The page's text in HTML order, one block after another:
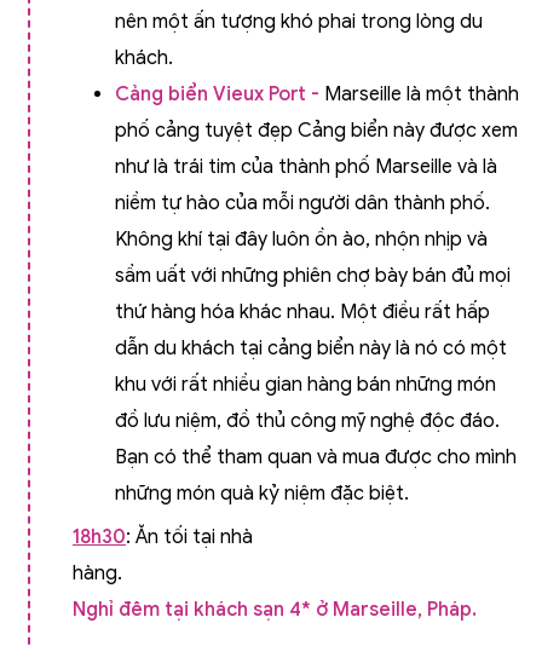
nên một ấn tượng khó phai trong lòng du
khách.
Cảng biển Vieux Port - Marseille là một thành
phố cảng tuyệt đẹp Cảng biển này được xem
như là trái tim của thành phố Marseille và là
niềm tự hào của mỗi người dân thành phố.
Không khí tại đây luôn ồn ào, nhộn nhịp và
sầm uất với những phiên chợ bày bán đủ mọi
thứ hàng hóa khác nhau. Một điều rất hấp
dẫn du khách tại cảng biển này là nó có một
khu với rất nhiều gian hàng bán những món
đồ lưu niệm, đồ thủ công mỹ nghệ độc đáo.
Bạn có thể tham quan và mua được cho mình
những món quà kỷ niệm đặc biệt.
18h30: Ăn tối tại nhà
hàng.
Nghỉ đêm tại khách sạn 4* ở Marseille, Pháp.